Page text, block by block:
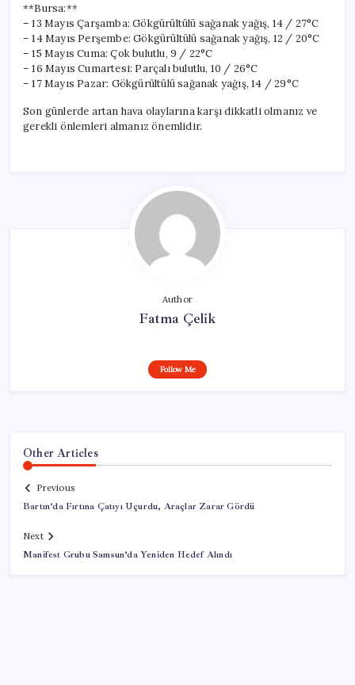
**Bursa:**
– 13 Mayıs Çarşamba: Gökgürültülü sağanak yağış, 14 / 27°C
– 14 Mayıs Perşembe: Gökgürültülü sağanak yağış, 12 / 20°C
– 15 Mayıs Cuma: Çok bulutlu, 9 / 22°C
– 16 Mayıs Cumartesi: Parçalı bulutlu, 10 / 26°C
– 17 Mayıs Pazar: Gökgürültülü sağanak yağış, 14 / 29°C
Son günlerde artan hava olaylarına karşı dikkatli olmanız ve
gerekli önlemleri almanız önemlidir.
Author
Fatma Çelik
Follow Me
Other Articles
Previous
Bartın’da Fırtına Çatıyı Uçurdu, Araçlar Zarar Gördü
Next
Manifest Grubu Samsun’da Yeniden Hedef Alındı